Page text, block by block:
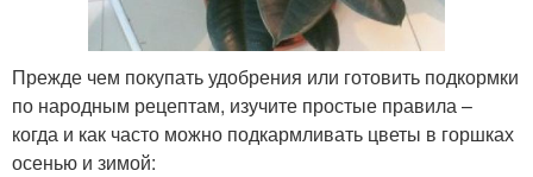
Прежде чем покупать удобрения или готовить подкормки
по народным рецептам, изучите простые правила –
когда и как часто можно подкармливать цветы в горшках
осенью и зимой: